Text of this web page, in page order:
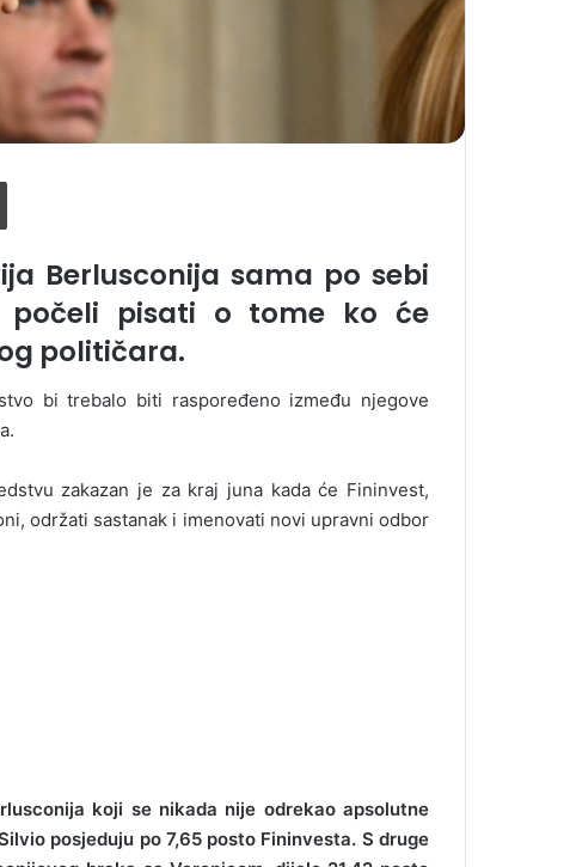
Berlusconija sama po sebi
pisati o tome ko će
političara.
bi trebalo biti raspoređeno između njegove
zakazan je za kraj juna kada će Fininvest,
održati sastanak i imenovati novi upravni odbor
koji se nikada nije odrekao apsolutne
posjeduju po 7,65 posto Fininvesta. S druge